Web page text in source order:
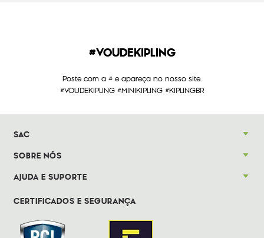
#VOUDEKIPLING
Poste com a # e apareça no nosso site.
#VOUDEKIPLING #MINIKIPLING #KIPLINGBR
SAC
SOBRE NÓS
AJUDA E SUPORTE
CERTIFICADOS E SEGURANÇA